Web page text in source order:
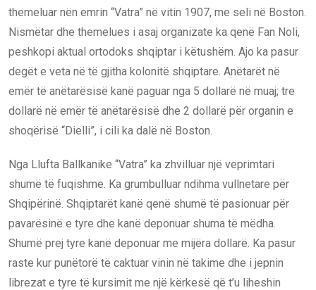
themeluar nën emrin “Vatra” në vitin 1907, me seli në Boston.
Nismëtar dhe themelues i asaj organizate ka qenë Fan Noli,
peshkopi aktual ortodoks shqiptar i këtushëm. Ajo ka pasur
degët e veta në të gjitha kolonitë shqiptare. Anëtarët në
emër të anëtarësisë kanë paguar nga 5 dollarë në muaj; tre
dollarë në emër të anëtarësisë dhe 2 dollarë për organin e
shoqërisë “Dielli”, i cili ka dalë në Boston.
Nga Llufta Ballkanike “Vatra” ka zhvilluar një veprimtari
shumë të fuqishme. Ka grumbulluar ndihma vullnetare për
Shqipërinë. Shqiptarët kanë qenë shumë të pasionuar për
pavarësinë e tyre dhe kanë deponuar shuma të mëdha.
Shumë prej tyre kanë deponuar me mijëra dollarë. Ka pasur
raste kur punëtorë të caktuar vinin në takime dhe i jepnin
librezat e tyre të kursimit me një kërkesë që t’u liheshin